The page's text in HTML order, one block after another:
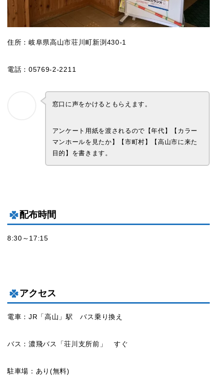
住所：岐阜県高山市荘川町新渕430-1
電話：05769-2-2211
窓口に声をかけるともらえます。
アンケート用紙を渡されるので【年代】【カラー
マンホールを見たか】【市町村】【高山市に来た
目的】を書きます。
配布時間
8:30～17:15
アクセス
電車：JR「高山」駅 バス乗り換え
バス：濃飛バス「荘川支所前」 すぐ
駐車場：あり(無料)